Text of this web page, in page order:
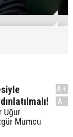
Uğur
Mumcu
A+
A-